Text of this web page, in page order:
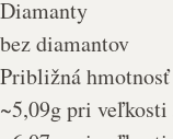
Diamanty
bez diamantov
Približná hmotnosť
~5,09g pri